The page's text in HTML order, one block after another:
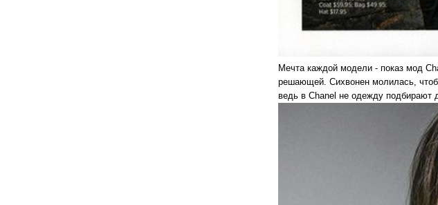
Мечта каждой модели - показ мод
решающей. Сихвонен молилась,
ведь в Chanel не одежду подбирают